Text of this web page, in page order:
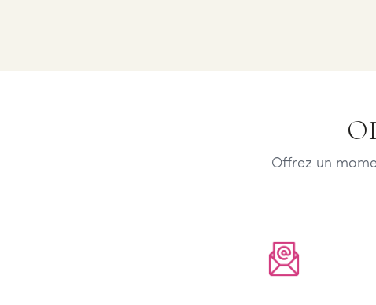
Offrez un